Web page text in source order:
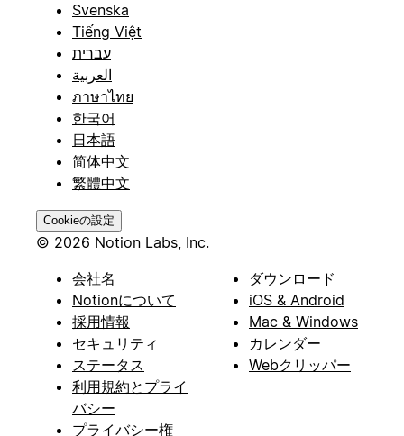
Svenska
Tiếng Việt
עברית
العربية
ภาษาไทย
한국어
日本語
简体中文
繁體中文
Cookieの設定
© 2026 Notion Labs, Inc.
会社名
Notionについて
採用情報
セキュリティ
ステータス
利用規約とプライ
バシー
プライバシー権
ダウンロード
iOS & Android
Mac & Windows
カレンダー
Webクリッパー